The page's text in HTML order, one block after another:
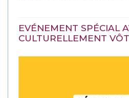
EVÉNEMENT SPÉCIAL
CULTURELLEMENT